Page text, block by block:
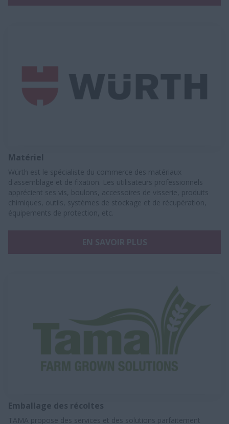
Matériel
Würth est le spécialiste du commerce des matériaux
d'assemblage et de fixation. Les utilisateurs professionnels
apprécient ses vis, boulons, accessoires de visserie, produits
chimiques, outils, systèmes de stockage et de récupération,
équipements de protection, etc.
Emballage des récoltes
TAMA propose des services et des solutions parfaitement